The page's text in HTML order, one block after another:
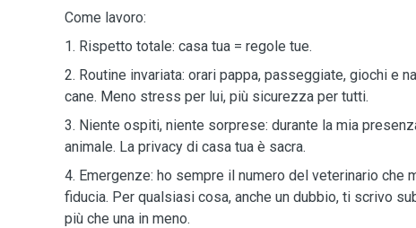
Come lavoro:
1. Rispetto totale: casa tua = regole tue.
2. Routine invariata: orari pappa, passeggiate, giochi e
cane. Meno stress per lui, più sicurezza per tutti.
3. Niente ospiti, niente sorprese: durante la mia
animale. La privacy di casa tua è sacra.
4. Emergenze: ho sempre il numero del veterinario che
fiducia. Per qualsiasi cosa, anche un dubbio, ti scrivo
più che una in meno.